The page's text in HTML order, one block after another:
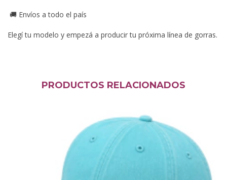
🚚 Envíos a todo el país
Elegí tu modelo y empezá a producir tu próxima línea de gorras.
PRODUCTOS RELACIONADOS